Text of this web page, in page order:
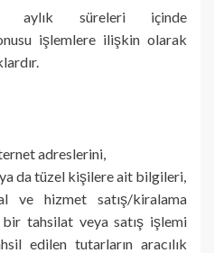
aylık süreleri içinde
işlemlere ilişkin olarak
adreslerini,
da tüzel kişilere ait bilgileri,
ve hizmet satış/kiralama
tahsilat veya satış işlemi
edilen tutarların aracılık